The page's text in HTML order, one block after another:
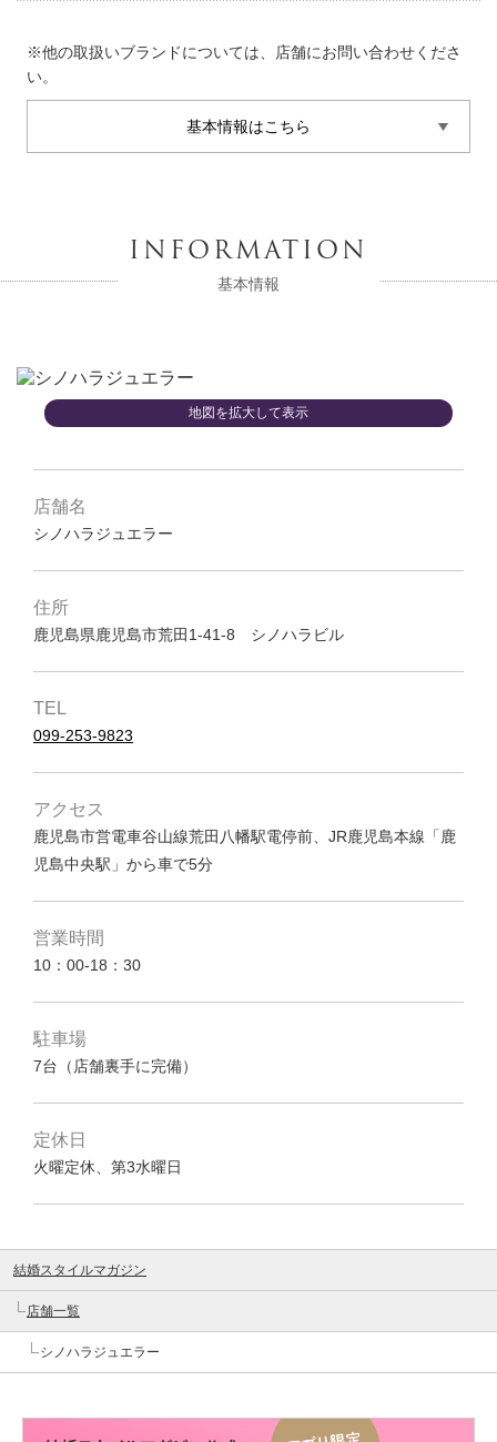
※他の取扱いブランドについては、店舗にお問い合わせくださ
い。
基本情報はこちら
INFORMATION
基本情報
地図を拡大して表示
店舗名
シノハラジュエラー
住所
鹿児島県鹿児島市荒田1-41-8 シノハラビル
TEL
099-253-9823
アクセス
鹿児島市営電車谷山線荒田八幡駅電停前、JR鹿児島本線「鹿
児島中央駅」から車で5分
営業時間
10：00-18：30
駐車場
7台（店舗裏手に完備）
定休日
火曜定休、第3水曜日
結婚スタイルマガジン
店舗一覧
シノハラジュエラー